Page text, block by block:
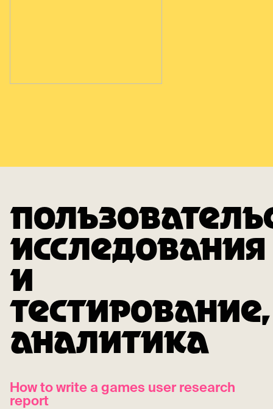
ИССЛЕДОВАНИЯ
И
ТЕСТИРОВАНИЕ,
АНАЛИТИКА
How to write a games user research
report